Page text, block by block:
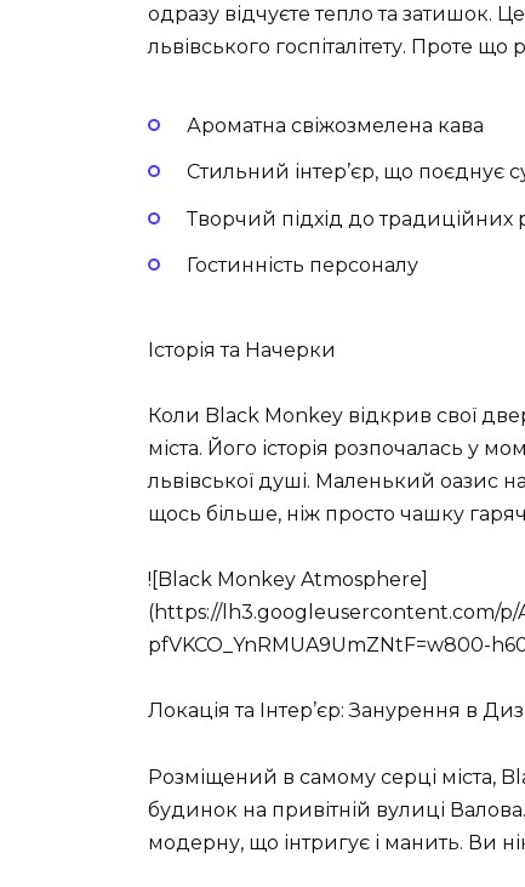
одразу відчуєте тепло та затишок.
львівського гоcпіталітету. Проте
Ароматна свіжозмелена кава
Стильний інтер’єр, що поєднує
Творчий підхід до традиційних
Гостинність персоналу
Історія та Начерки
Коли Black Monkey відкрив свої
міста. Його історія розпочалась у
львівської душі. Маленький оазис
щось більше, ніж просто чашку
![Black Monkey Atmosphere]
(https://lh3.googleusercontent.com/p/
pfVKCO_YnRMUA9UmZNtF=w800-
Локація та Інтер’єр: Занурення в
Розміщений в самому серці міста,
будинок на привітній вулиці
модерну, що інтригує і манить. Ви